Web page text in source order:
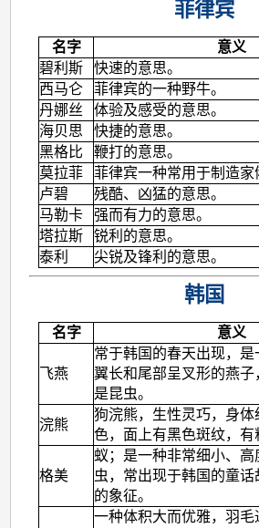
菲律宾
名字
意义
碧利斯
快速的意思。
西马仑
菲律宾的一种野牛。
丹娜丝
体验及感受的意思。
海贝思
快捷的意思。
黑格比
鞭打的意思。
莫拉菲
菲律宾一种常用于制造家
卢碧
残酷、凶猛的意思。
马勒卡
强而有力的意思。
塔拉斯
锐利的意思。
泰利
尖锐及锋利的意思。
韩国
名字 意义
飞燕
常于韩国的春天出现，是
翼长和尾部呈叉形的燕子
是昆虫。
浣熊
狗浣熊，生性灵巧，身体
色，面上有黑色斑纹，有
格美
蚁；是一种非常细小、
虫，常出现于韩国的童
的象征。
一种体积大而优雅，羽毛